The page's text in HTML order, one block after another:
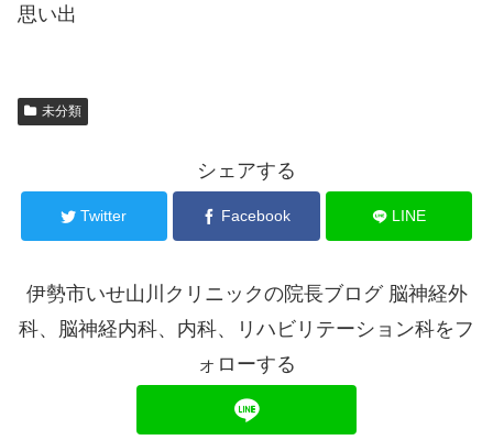
思い出
未分類
シェアする
Twitter Facebook LINE
伊勢市いせ山川クリニックの院長ブログ 脳神経外
科、脳神経内科、内科、リハビリテーション科をフ
ォローする